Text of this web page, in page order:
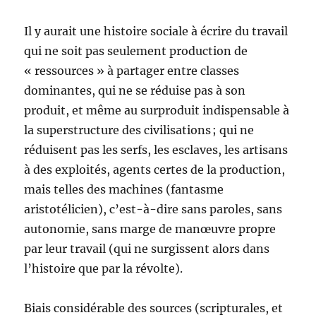
Il y aurait une histoire sociale à écrire du travail
qui ne soit pas seulement production de
« ressources » à partager entre classes
dominantes, qui ne se réduise pas à son
produit, et même au surproduit indispensable à
la superstructure des civilisations ; qui ne
réduisent pas les serfs, les esclaves, les artisans
à des exploités, agents certes de la production,
mais telles des machines (fantasme
aristotélicien), c’est-à-dire sans paroles, sans
autonomie, sans marge de manœuvre propre
par leur travail (qui ne surgissent alors dans
l’histoire que par la révolte).
Biais considérable des sources (scripturales, et